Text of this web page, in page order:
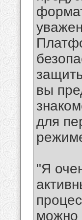
вы
для
"Я
можно